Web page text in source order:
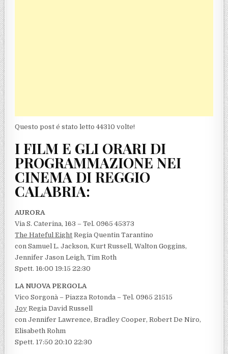
Questo post é stato letto 44310 volte!
I FILM E GLI ORARI DI
PROGRAMMAZIONE NEI
CINEMA DI REGGIO
CALABRIA:
AURORA
Via S. Caterina, 163 – Tel. 0965 45373
The Hateful Eight Regia Quentin Tarantino
con Samuel L. Jackson, Kurt Russell, Walton Goggins,
Jennifer Jason Leigh, Tim Roth
Spett. 16:00 19:15 22:30
LA NUOVA PERGOLA
Vico Sorgonà – Piazza Rotonda – Tel. 0965 21515
Joy Regia David Russell
con Jennifer Lawrence, Bradley Cooper, Robert De Niro,
Elisabeth Rohm
Spett. 17:50 20:10 22:30